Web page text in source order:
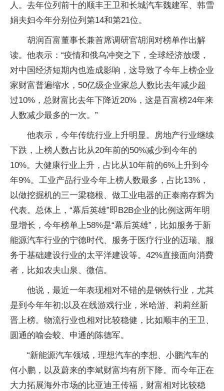
人。去年位列前十的顺丰王卫和长城汽车魏建军、韩雪
娟夫妇今年分别位列第14和第21位。
胡润百富董事长兼首席调研官胡润对榜单作出解
读。他表示：“疫情和俄乌冲突之下，全球经济放缓，
对中国经济短期内也造成影响，这导致了今年上榜企业
家财富普遍缩水，50亿级企业家总人数比去年减少超
过10%，总财富比去年下降近20%，这是百富榜24年来
人数减少最多的一次。”
他表示，今年传统行业上升明显。房地产行业继续
下跌，上榜人数占比从20年前的50%减少到今年的
10%。大健康行业上升，占比从10年前的6%上升到今
年9%。工业产品行业今年上榜人数最多，占比13%，
以做挖掘机的三一梁稳根、做工业电器的正泰南存辉为
代表。总体上，“幕后英雄”即B2B企业的比例这两年明
显增长，今年榜单上58%是“幕后英雄”，比如服务于新
能源汽车行业的宁德时代、服务于医疗行业的迈瑞、服
务于基础建设行业的太平洋建设等。42%直接面向消费
者，比如农夫山泉、微信。
他说，最近一年表现相对不错的是钢铁行业，尤其
是到今年年初;以及在线游戏行业，米哈游、莉莉丝新
晋上榜。物流行业也相对比较稳健，比如顺丰的王卫、
圆通的喻会蛟、申通的陈德军。
“新能源汽车领域，理想汽车的李想、小鹏汽车的
何小鹏，以及蔚来的李斌财富均有所下降。而今年正在
大力拓展海外市场的比亚迪王传福，财富相对比较稳